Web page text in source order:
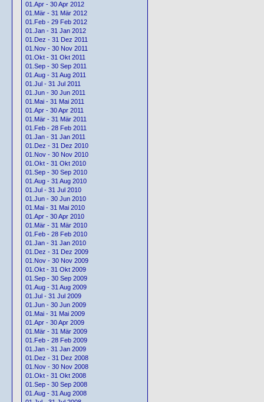
01.Apr - 30 Apr 2012
01.Mär - 31 Mär 2012
01.Feb - 29 Feb 2012
01.Jan - 31 Jan 2012
01.Dez - 31 Dez 2011
01.Nov - 30 Nov 2011
01.Okt - 31 Okt 2011
01.Sep - 30 Sep 2011
01.Aug - 31 Aug 2011
01.Jul - 31 Jul 2011
01.Jun - 30 Jun 2011
01.Mai - 31 Mai 2011
01.Apr - 30 Apr 2011
01.Mär - 31 Mär 2011
01.Feb - 28 Feb 2011
01.Jan - 31 Jan 2011
01.Dez - 31 Dez 2010
01.Nov - 30 Nov 2010
01.Okt - 31 Okt 2010
01.Sep - 30 Sep 2010
01.Aug - 31 Aug 2010
01.Jul - 31 Jul 2010
01.Jun - 30 Jun 2010
01.Mai - 31 Mai 2010
01.Apr - 30 Apr 2010
01.Mär - 31 Mär 2010
01.Feb - 28 Feb 2010
01.Jan - 31 Jan 2010
01.Dez - 31 Dez 2009
01.Nov - 30 Nov 2009
01.Okt - 31 Okt 2009
01.Sep - 30 Sep 2009
01.Aug - 31 Aug 2009
01.Jul - 31 Jul 2009
01.Jun - 30 Jun 2009
01.Mai - 31 Mai 2009
01.Apr - 30 Apr 2009
01.Mär - 31 Mär 2009
01.Feb - 28 Feb 2009
01.Jan - 31 Jan 2009
01.Dez - 31 Dez 2008
01.Nov - 30 Nov 2008
01.Okt - 31 Okt 2008
01.Sep - 30 Sep 2008
01.Aug - 31 Aug 2008